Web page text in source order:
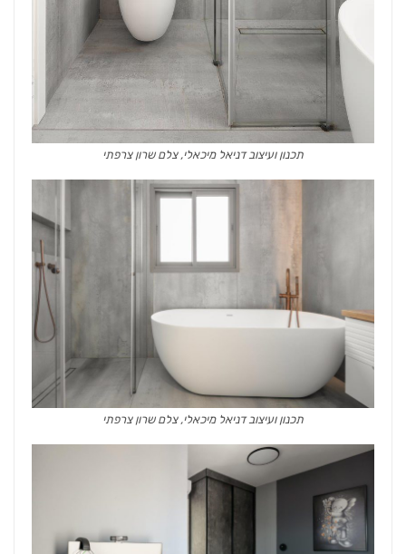
תכנון ועיצוב דניאל מיכאלי, צלם שרון צרפתי
תכנון ועיצוב דניאל מיכאלי, צלם שרון צרפתי